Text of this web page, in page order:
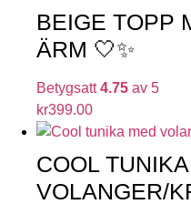
BEIGE TOPP
ÄRM 🤍✨
Betygsatt4.75 av 5
kr399.00
COOL
VOLANGER/